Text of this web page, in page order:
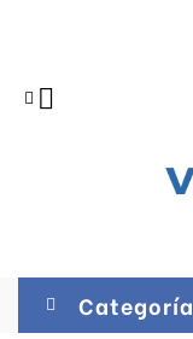

Categoría